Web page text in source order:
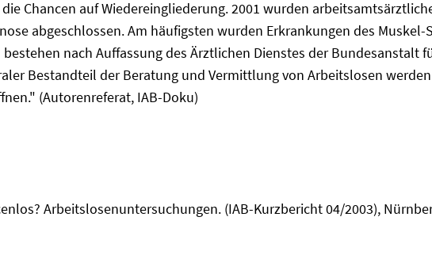
Chancen auf Wiedereingliederung. 2001 wurden
abgeschlossen. Am häufigsten wurden Erkrankungen des
nach Auffassung des Ärztlichen Dienstes der Bundesanstalt
Bestandteil der Beratung und Vermittlung von Arbeitslosen
(Autorenreferat, IAB-Doku)
Arbeitslosenuntersuchungen. (IAB-Kurzbericht 04/2003),